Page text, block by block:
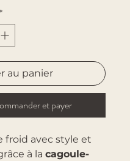
*
au panier
et payer
froid avec style et
à la cagoule-